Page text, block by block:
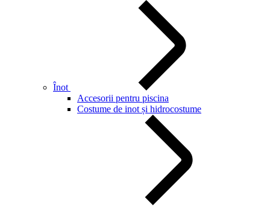
Înot
Accesorii pentru piscina
Costume de inot și hidrocostume